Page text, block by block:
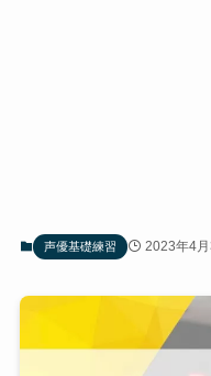
声優基礎練習 2023年4月